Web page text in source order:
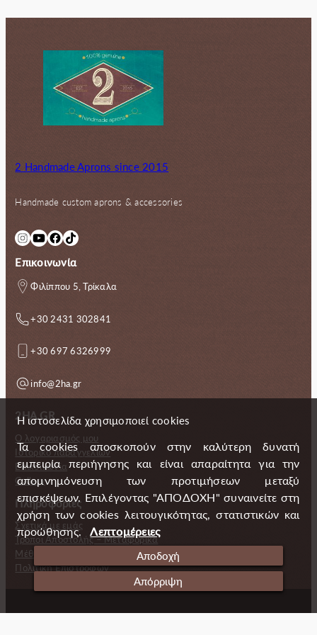
2 Handmade Aprons since 2015
Handmade custom aprons & accessories
InstagramYouTube Facebook TikTok
Επικοινωνία
Φιλίππου 5, Τρίκαλα
+30 2431 302841
+30 697 6326999
info@2ha.gr
2HA.GR
Ο λογαριασμός μου
Ιστορικό παραγγελιών
Επικοινωνία
Gallery
Πληροφορίες
Σχετικά με εμάς
Τρόποι Αποστολής – Μεταφορικά
Μέθοδοι πληρωμής
Πολιτική Επιστροφών
Copyright (c) 2024 2 Handmade Aprons
Η ιστοσελίδα χρησιμοποιεί cookies
Τα cookies αποσκοπούν στην καλύτερη δυνατή
εμπειρία περιήγησης και είναι απαραίτητα για την
απομνημόνευση των προτιμήσεων μεταξύ
επισκέψεων. Επιλέγοντας "ΑΠΟΔΟΧΗ" συναινείτε στη
χρήση των cookies λειτουγικότητας, στατιστικών και
προώθησης.
Λεπτομέρειες
Αποδοχή
Απόρριψη